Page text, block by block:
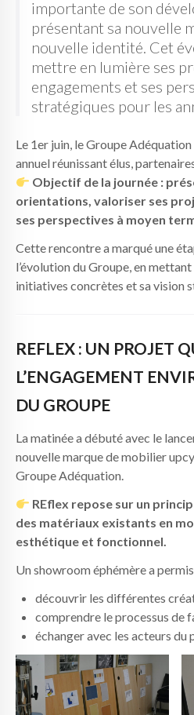
importante de son
présentant sa nouvelle
nouvelle identité. Cet
mettre en lumière ses
engagements et ses
stratégiques pour les
Le 1er juin, le Groupe
annuel réunissant élus,
Objectif de la journée :
orientations, valoriser ses
ses perspectives à moyen
Cette rencontre a marqué une
l’évolution du Groupe, en
initiatives concrètes et sa vision
REFLEX : UN PROJET
L’ENGAGEMENT
DU GROUPE
La matinée a débuté avec le
nouvelle marque de mobilier
Groupe Adéquation.
REflex repose sur un
des matériaux existants en
esthétique et fonctionnel.
Un showroom éphémère a
découvrir les différentes
comprendre le processus de
échanger avec les acteurs du